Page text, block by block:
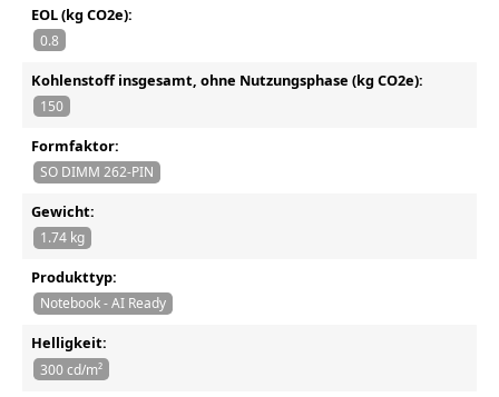
EOL (kg CO2e):
0.8
Kohlenstoff insgesamt, ohne Nutzungsphase (kg CO2e):
150
Formfaktor:
SO DIMM 262-PIN
Gewicht:
1.74 kg
Produkttyp:
Notebook - AI Ready
Helligkeit:
300 cd/m²